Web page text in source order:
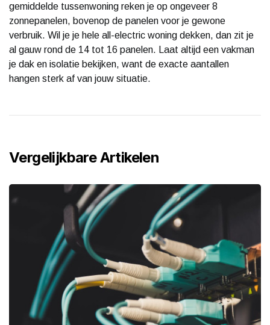
gemiddelde tussenwoning reken je op ongeveer 8
zonnepanelen, bovenop de panelen voor je gewone
verbruik. Wil je je hele all-electric woning dekken, dan zit je
al gauw rond de 14 tot 16 panelen. Laat altijd een vakman
je dak en isolatie bekijken, want de exacte aantallen
hangen sterk af van jouw situatie.
Vergelijkbare Artikelen